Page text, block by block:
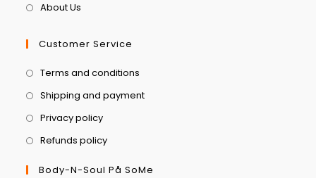
About Us
Customer Service
Terms and conditions
Shipping and payment
Privacy policy
Refunds policy
Body-N-Soul På SoMe